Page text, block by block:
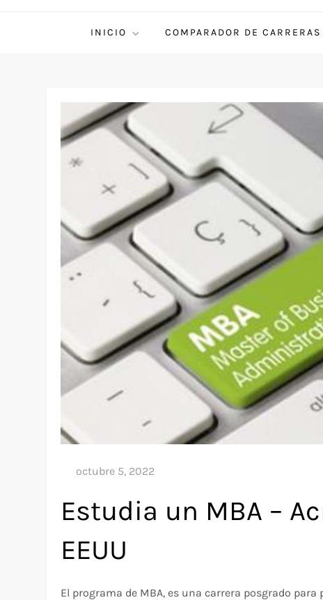
INICIO COMPARADOR DE CARRERAS
Estudia un MBA –
EEUU
El programa de MBA, es una carrera posgrado